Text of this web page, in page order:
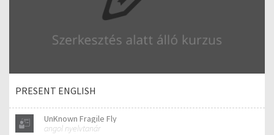
PRESENT ENGLISH
UnKnown Fragile Fly
angol nyelvtanár